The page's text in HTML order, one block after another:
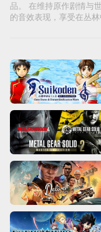
品。 在维持原作剧情与
的音效表现，享受在丛